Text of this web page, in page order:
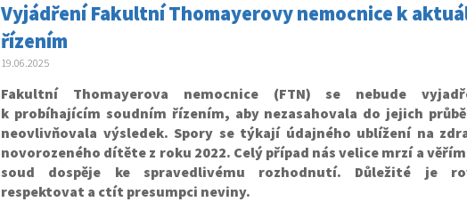
Vyjádření Fakultní Thomayerovy nemocnice k
řízením
19.06.2025
Fakultní Thomayerova nemocnice (FTN) se nebude
k probíhajícím soudním řízením, aby nezasahovala do jejich
neovlivňovala výsledek. Spory se týkají údajného ublížení na
novorozeného dítěte z roku 2022. Celý případ nás velice mrzí a
soud dospěje ke spravedlivému rozhodnutí. Důležité je
respektovat a ctít presumpci neviny.